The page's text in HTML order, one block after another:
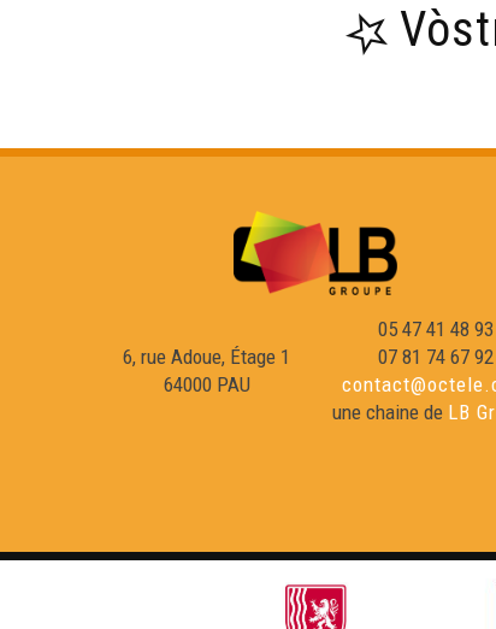
6, rue Adoue, Étage 1
64000 PAU
05 47 41 48 93
07 81 74 67 92
une chaine de LB